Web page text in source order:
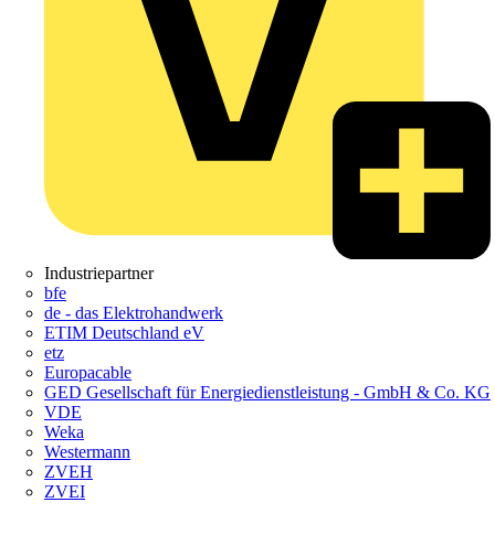
Industriepartner
bfe
de - das Elektrohandwerk
ETIM Deutschland eV
etz
Europacable
GED Gesellschaft für Energiedienstleistung - GmbH & Co. KG
VDE
Weka
Westermann
ZVEH
ZVEI